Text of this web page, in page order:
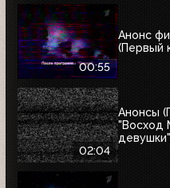
00:55
Анонс
(Первый
02:04
Анонсы
"Восход